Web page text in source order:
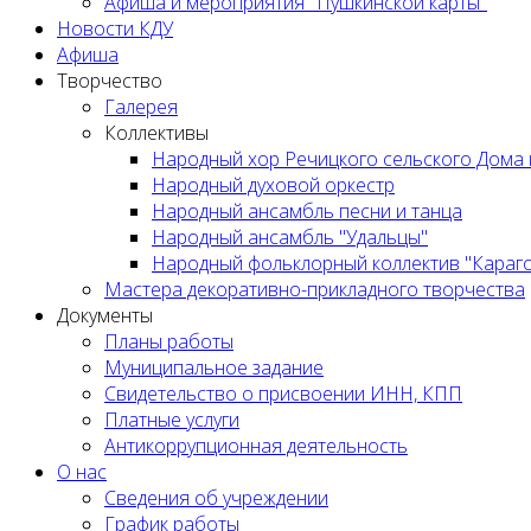
Новости КДУ
Афиша
Творчество
Галерея
Коллективы
Народный хор Речицкого сельского Дома
Народный духовой оркестр
Народный ансамбль песни и танца
Народный ансамбль "Удальцы"
Народный фольклорный коллектив
Мастера декоративно-прикладного творчества
Документы
Планы работы
Муниципальное задание
Cвидетельство о присвоении ИНН, КПП
Платные услуги
Антикоррупционная деятельность
О нас
Сведения об учреждении
График работы